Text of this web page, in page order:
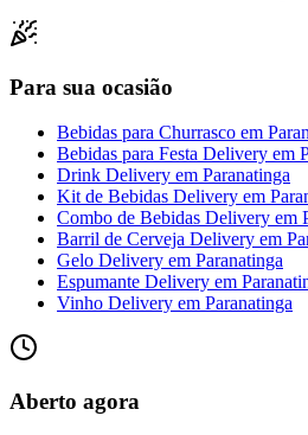
Para sua ocasião
Bebidas para Churrasco em
Bebidas para Festa Delivery em
Drink Delivery em Paranatinga
Kit de Bebidas Delivery em
Combo de Bebidas Delivery em
Barril de Cerveja Delivery em
Gelo Delivery em Paranatinga
Espumante Delivery em
Vinho Delivery em Paranatinga
Aberto agora